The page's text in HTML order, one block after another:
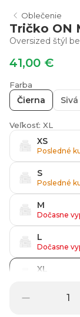
Oblečenie
Tričko ON
Oversized štýl
41,00 €
Farba
Čierna Sivá
Veľkosť: XL
XS
Posledné
S
Posledné
M
Dočasne
L
Dočasne
XL